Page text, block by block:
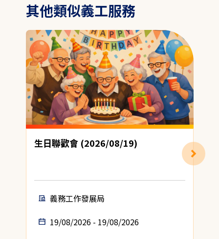
其他類似義工服務
生日聯歡會 (2026/08/19)
義務工作發展局
19/08/2026 - 19/08/2026